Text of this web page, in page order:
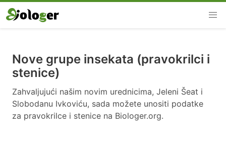
Nove grupe insekata (pravokrilci i
stenice)
Zahvaljujući našim novim urednicima, Jeleni Šeat i
Slobodanu Ivkoviću, sada možete unositi podatke
za pravokrilce i stenice na Biologer.org.